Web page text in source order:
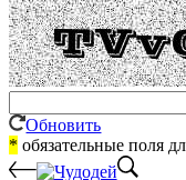
Обновить
* обязательные поля